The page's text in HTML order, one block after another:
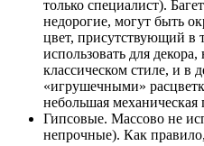
только специалист).
недорогие, могут быть
цвет, присутствующий в
использовать для
классическом стиле, и в
«игрушечными»
небольшая механическая
Гипсовые. Массово не
непрочные). Как